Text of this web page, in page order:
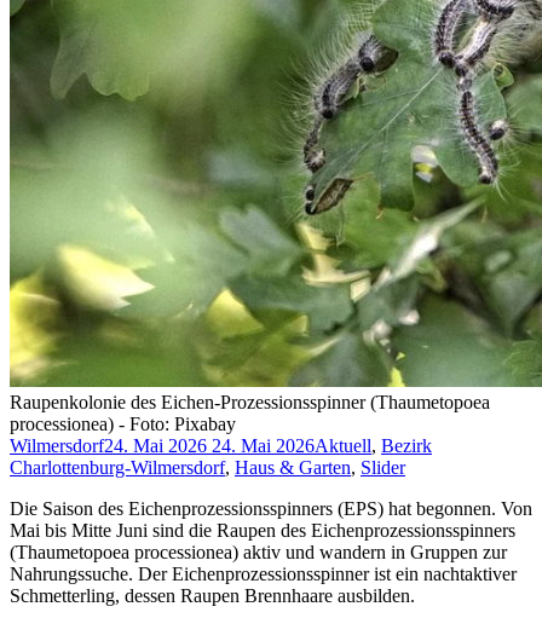
Raupenkolonie des Eichen-Prozessionsspinner (Thaumetopoea
processionea) - Foto: Pixabay
Wilmersdorf24. Mai 2026 24. Mai 2026Aktuell, Bezirk
Charlottenburg-Wilmersdorf, Haus & Garten, Slider
Die Saison des Eichenprozessionsspinners (EPS) hat begonnen. Von
Mai bis Mitte Juni sind die Raupen des Eichenprozessionsspinners
(Thaumetopoea processionea) aktiv und wandern in Gruppen zur
Nahrungssuche. Der Eichenprozessionsspinner ist ein nachtaktiver
Schmetterling, dessen Raupen Brennhaare ausbilden.